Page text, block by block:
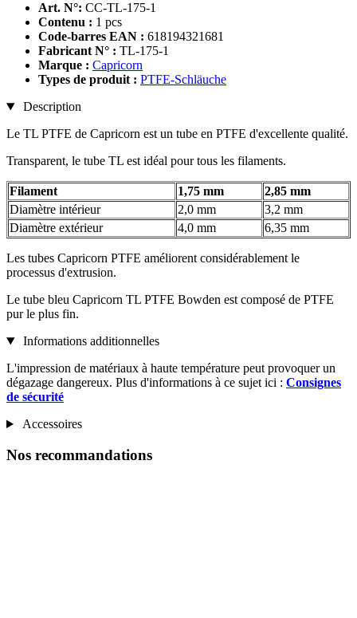
Art. N°: CC-TL-175-1
Contenu : 1 pcs
Code-barres EAN : 618194321681
Fabricant N° : TL-175-1
Marque : Capricorn
Types de produit : PTFE-Schläuche
Description
Le TL PTFE de Capricorn est un tube en PTFE d'excellente qualité.
Transparent, le tube TL est idéal pour tous les filaments.
Filament 1,75 mm
2,85 mm
Diamètre intérieur
2,0 mm
3,2 mm
Diamètre extérieur
4,0 mm 6,35 mm
Les tubes Capricorn PTFE améliorent considérablement le
processus d'extrusion.
Le tube bleu Capricorn TL PTFE Bowden est composé de PTFE
pur le plus fin.
Informations additionnelles
L'impression de matériaux à haute température peut provoquer un
dégazage dangereux. Plus d'informations à ce sujet ici : Consignes
de sécurité
Accessoires
Nos recommandations